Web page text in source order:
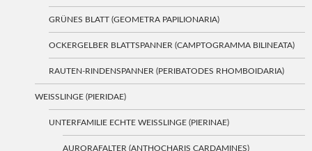
GRÜNES BLATT (GEOMETRA PAPILIONARIA)
OCKERGELBER BLATTSPANNER (CAMPTOGRAMMA BILINEATA)
RAUTEN-RINDENSPANNER (PERIBATODES RHOMBOIDARIA)
WEISSLINGE (PIERIDAE)
UNTERFAMILIE ECHTE WEISSLINGE (PIERINAE)
AURORAFALTER (ANTHOCHARIS CARDAMINES)